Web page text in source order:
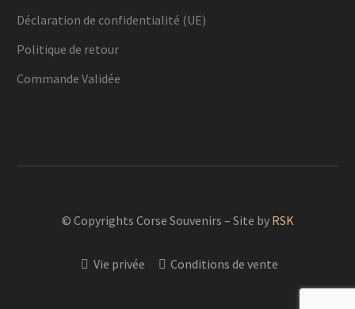
Déclaration de confidentialité (UE)
Politique de retour
Commande Validée
© Copyrights Corse Souvenirs – Site by RSK
Vie privée Conditions de vente